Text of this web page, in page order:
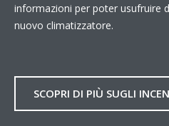
informazioni per poter usufruire
nuovo climatizzatore.
SCOPRI DI PIÙ SUGLI